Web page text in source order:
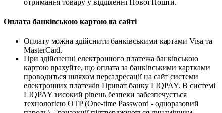
отримання товару у відділенні Нової Пошти.
Оплата банківською картою на сайті
Оплату можна здійснити банківськими картами Visa та
MasterCard.
При здійсненні електронного платежа банківською
картою врахуйте, що оплата за банківськими картками
проводиться шляхом переадресації на сайт системи
електронних платежів Приват банку LIQPAY. В системі
LIQPAY високий рівень безпеки забезпечується
технологією OTP (One-time Password - одноразовий